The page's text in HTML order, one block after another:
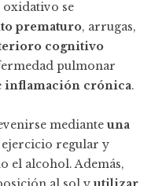
oxidativo se
prematuro, arrugas,
cognitivo
pulmonar
inflamación crónica.
mediante una
ejercicio regular y
el alcohol. Además,